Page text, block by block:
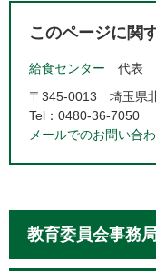
このページに関
給食センター
代表
〒345-0013
埼玉県
Tel：0480-36-7050
メールでのお問い合
教育委員会事務